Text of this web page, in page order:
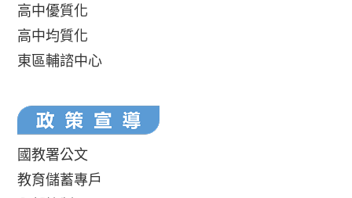
高中優質化
高中均質化
東區輔諮中心
國教署公文
教育儲蓄專戶